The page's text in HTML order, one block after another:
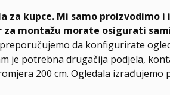
kupce. Mi samo proizvodimo
montažu morate osigurati
da konfigurirate
je potrebna drugačija podjela,
200 cm. Ogledala